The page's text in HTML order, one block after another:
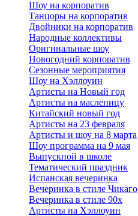
Шоу на корпоратив
Танцоры на корпоратив
Двойники на корпоратив
Народные коллективы
Оригинальные шоу
Новогодний корпоратив
Сезонные мероприятия
Шоу на Хэллоуин
Артисты на Новый год
Артисты на масленицу
Китайский новый год
Артисты на 23 февраля
Артисты и шоу на 8 марта
Шоу программа на 9 мая
Выпускной в школе
Тематический праздник
Испанская вечеринка
Вечеринка в стиле Чикаго
Вечеринка в стиле 90х
Артисты на Хэллоуин